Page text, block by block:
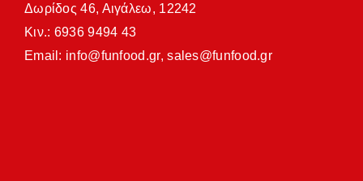
Δωρίδος 46, Αιγάλεω, 12242
Κιν.: 6936 9494 43
Email: info@funfood.gr,sales@funfood.gr